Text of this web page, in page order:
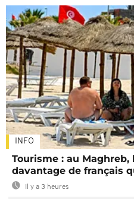
INFO
Tourisme : au
davantage de français
Il y a 3 heures